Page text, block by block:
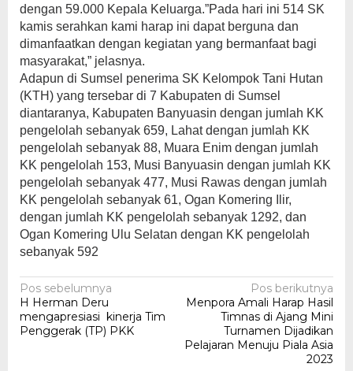
dengan 59.000 Kepala Keluarga.”Pada hari ini 514 SK
kamis serahkan kami harap ini dapat berguna dan
dimanfaatkan dengan kegiatan yang bermanfaat bagi
masyarakat,” jelasnya.
Adapun di Sumsel penerima SK Kelompok Tani Hutan
(KTH) yang tersebar di 7 Kabupaten di Sumsel
diantaranya, Kabupaten Banyuasin dengan jumlah KK
pengelolah sebanyak 659, Lahat dengan jumlah KK
pengelolah sebanyak 88, Muara Enim dengan jumlah
KK pengelolah 153, Musi Banyuasin dengan jumlah KK
pengelolah sebanyak 477, Musi Rawas dengan jumlah
KK pengelolah sebanyak 61, Ogan Komering Ilir,
dengan jumlah KK pengelolah sebanyak 1292, dan
Ogan Komering Ulu Selatan dengan KK pengelolah
sebanyak 592
Navigasi
pos
Pos sebelumnya
H Herman Deru
mengapresiasi kinerja Tim
Penggerak (TP) PKK
Pos berikutnya
Menpora Amali Harap Hasil
Timnas di Ajang Mini
Turnamen Dijadikan
Pelajaran Menuju Piala Asia
2023